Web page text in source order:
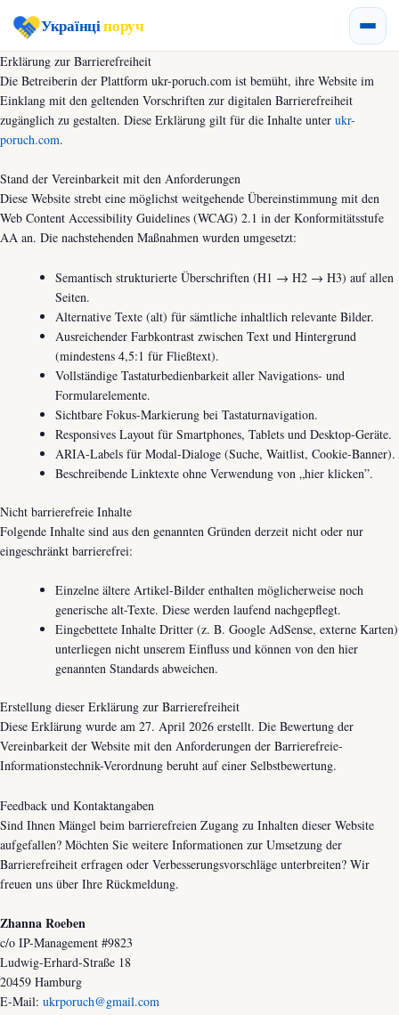
Українціпоруч
Erklärung zur Barrierefreiheit
Die Betreiberin der Plattform ukr-poruch.com ist bemüht, ihre Website im
Einklang mit den geltenden Vorschriften zur digitalen Barrierefreiheit
zugänglich zu gestalten. Diese Erklärung gilt für die Inhalte unter ukr-
poruch.com.
Stand der Vereinbarkeit mit den Anforderungen
Diese Website strebt eine möglichst weitgehende Übereinstimmung mit den
Web Content Accessibility Guidelines (WCAG) 2.1 in der Konformitätsstufe
AA an. Die nachstehenden Maßnahmen wurden umgesetzt:
Semantisch strukturierte Überschriften (H1 → H2 → H3) auf allen
Seiten.
Alternative Texte (alt) für sämtliche inhaltlich relevante Bilder.
Ausreichender Farbkontrast zwischen Text und Hintergrund
(mindestens 4,5:1 für Fließtext).
Vollständige Tastaturbedienbarkeit aller Navigations- und
Formularelemente.
Sichtbare Fokus-Markierung bei Tastaturnavigation.
Responsives Layout für Smartphones, Tablets und Desktop-Geräte.
ARIA-Labels für Modal-Dialoge (Suche, Waitlist, Cookie-Banner).
Beschreibende Linktexte ohne Verwendung von „hier klicken”.
Nicht barrierefreie Inhalte
Folgende Inhalte sind aus den genannten Gründen derzeit nicht oder nur
eingeschränkt barrierefrei:
Einzelne ältere Artikel-Bilder enthalten möglicherweise noch
generische alt-Texte. Diese werden laufend nachgepflegt.
Eingebettete Inhalte Dritter (z. B. Google AdSense, externe Karten)
unterliegen nicht unserem Einfluss und können von den hier
genannten Standards abweichen.
Erstellung dieser Erklärung zur Barrierefreiheit
Diese Erklärung wurde am 27. April 2026 erstellt. Die Bewertung der
Vereinbarkeit der Website mit den Anforderungen der Barrierefreie-
Informationstechnik-Verordnung beruht auf einer Selbstbewertung.
Feedback und Kontaktangaben
Sind Ihnen Mängel beim barrierefreien Zugang zu Inhalten dieser Website
aufgefallen? Möchten Sie weitere Informationen zur Umsetzung der
Barrierefreiheit erfragen oder Verbesserungsvorschläge unterbreiten? Wir
freuen uns über Ihre Rückmeldung.
Zhanna Roeben
c/o IP-Management #9823
Ludwig-Erhard-Straße 18
20459 Hamburg
E-Mail: ukrporuch@gmail.com